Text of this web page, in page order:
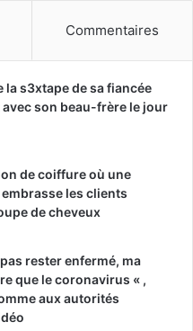
Commentaires
la s3xtape de sa fiancée
son beau-frère le jour
de coiffure où une
les clients
de cheveux
rester enfermé, ma
que le coronavirus « ,
aux autorités